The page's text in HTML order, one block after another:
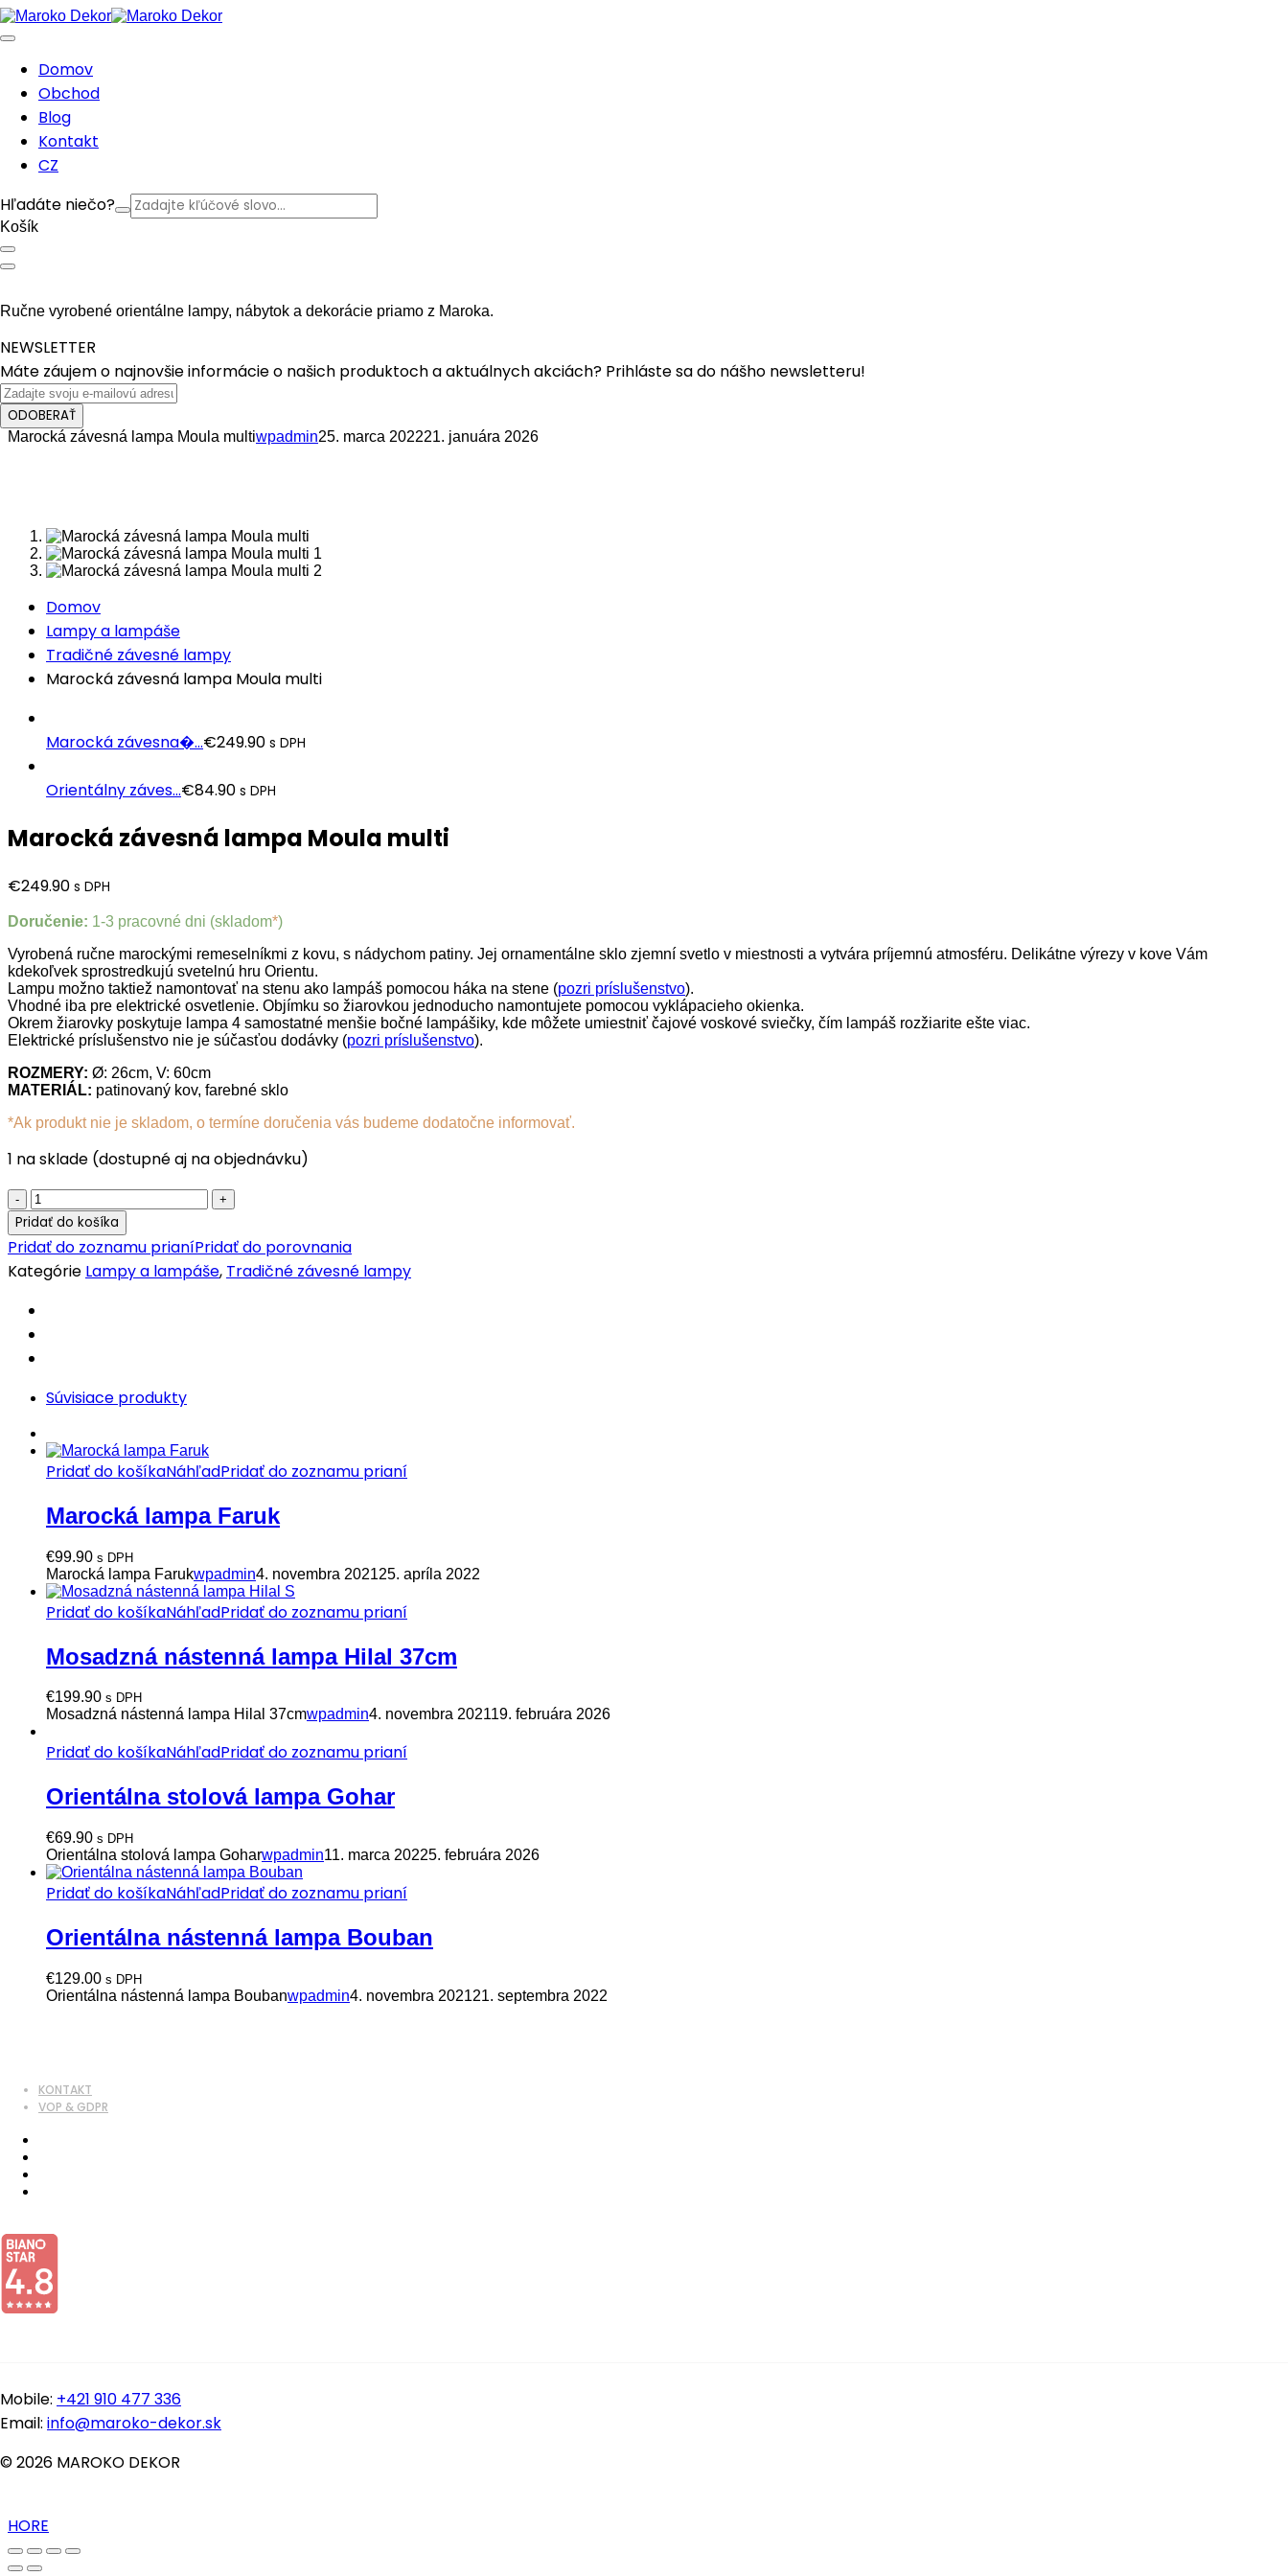
Domov
Obchod
Blog
Kontakt
CZ
Hľadáte niečo?
Košík
Ručne vyrobené orientálne lampy, nábytok a dekorácie priamo z Maroka.
NEWSLETTER
Máte záujem o najnovšie informácie o našich produktoch a aktuálnych akciách? Prihláste sa do nášho newsletteru!
ODOBERAŤ
Marocká závesná lampa Moula multiwpadmin25. marca 202221. januára 2026
Domov
Lampy a lampáše
Tradičné závesné lampy
Marocká závesná lampa Moula multi
Marocká závesna�...€249.90 s DPH
Orientálny záves...€84.90 s DPH
Marocká závesná lampa Moula multi
€249.90 s DPH
Doručenie: 1-3 pracovné dni (skladom*)
Vyrobená ručne marockými remeselníkmi z kovu, s nádychom patiny. Jej ornamentálne sklo zjemní svetlo v miestnosti a vytvára príjemnú atmosféru. Delikátne výrezy v kove Vám
kdekoľvek sprostredkujú svetelnú hru Orientu.
Lampu možno taktiež namontovať na stenu ako lampáš pomocou háka na stene (pozri príslušenstvo).
Vhodné iba pre elektrické osvetlenie. Objímku so žiarovkou jednoducho namontujete pomocou vyklápacieho okienka.
Okrem žiarovky poskytuje lampa 4 samostatné menšie bočné lampášiky, kde môžete umiestniť čajové voskové sviečky, čím lampáš rozžiarite ešte viac.
Elektrické príslušenstvo nie je súčasťou dodávky (pozri príslušenstvo).
ROZMERY: Ø: 26cm, V: 60cm
MATERIÁL: patinovaný kov, farebné sklo
*Ak produkt nie je skladom, o termíne doručenia vás budeme dodatočne informovať.
1 na sklade (dostupné aj na objednávku)
Marocká
závesná
lampa
Moula
quantity
Pridať do košíka
Pridať do zoznamu prianíPridať do porovnania
Kategórie Lampy a lampáše, Tradičné závesné lampy
Súvisiace produkty
Pridať do košíkaNáhľadPridať do zoznamu prianí
Marocká lampa Faruk
€99.90 s DPH
Marocká lampa Farukwpadmin4. novembra 202125. apríla 2022
Pridať do košíkaNáhľadPridať do zoznamu prianí
Mosadzná nástenná lampa Hilal 37cm
€199.90 s DPH
Mosadzná nástenná lampa Hilal 37cmwpadmin4. novembra 202119. februára 2026
Pridať do košíkaNáhľadPridať do zoznamu prianí
Orientálna stolová lampa Gohar
€69.90 s DPH
Orientálna stolová lampa Goharwpadmin11. marca 20225. februára 2026
Pridať do košíkaNáhľadPridať do zoznamu prianí
Orientálna nástenná lampa Bouban
€129.00 s DPH
Orientálna nástenná lampa Boubanwpadmin4. novembra 202121. septembra 2022
KONTAKT
VOP & GDPR
Mobile: +421 910 477 336
Email: info@maroko-dekor.sk
© 2026 MAROKO DEKOR
HORE